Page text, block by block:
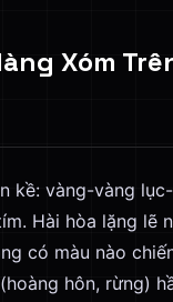
Xóm
kề: vàng-vàng
Hài hòa lặng lẽ
có màu nào
hôn, rừng)